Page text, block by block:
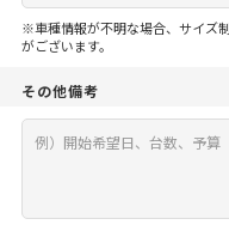
※車種情報が不明な場合、サイズ
がございます。
その他備考